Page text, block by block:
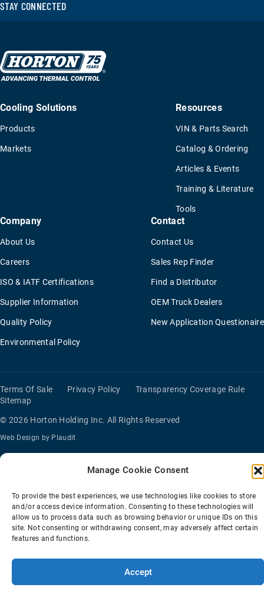
Manage Cookie Consent
To provide the best experiences, we use technologies like cookies to store
and/or access device information. Consenting to these technologies will
allow us to process data such as browsing behavior or unique IDs on this
site. Not consenting or withdrawing consent, may adversely affect certain
features and functions.
Accept
STAY CONNECTED
Cooling Solutions
Products
Markets
Resources
VIN & Parts Search
Catalog & Ordering
Articles & Events
Training & Literature
Tools
Company
About Us
Careers
ISO & IATF Certifications
Supplier Information
Quality Policy
Environmental Policy
Contact
Contact Us
Sales Rep Finder
Find a Distributor
OEM Truck Dealers
New Application Questionaire
Terms Of Sale Privacy Policy
Transparency Coverage Rule
Sitemap
© 2026 Horton Holding Inc. All Rights Reserved
Web Design by Plaudit
上注册为开发站点。切换到生产站点密钥